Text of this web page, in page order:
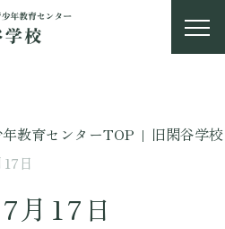
教育センターTOP | 旧閑谷学校
日
月17日